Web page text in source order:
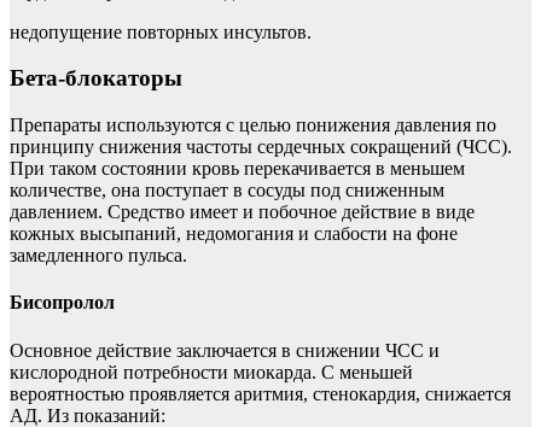
недопущение повторных инсультов.
Бета-блокаторы
Препараты используются с целью понижения давления по
принципу снижения частоты сердечных сокращений (ЧСС).
При таком состоянии кровь перекачивается в меньшем
количестве, она поступает в сосуды под сниженным
давлением. Средство имеет и побочное действие в виде
кожных высыпаний, недомогания и слабости на фоне
замедленного пульса.
Бисопролол
Основное действие заключается в снижении ЧСС и
кислородной потребности миокарда. С меньшей
вероятностью проявляется аритмия, стенокардия, снижается
АД. Из показаний: